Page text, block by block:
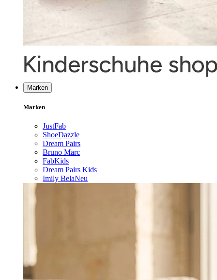
Marken
Marken
JustFab
ShoeDazzle
Dream Pairs
Bruno Marc
FabKids
Dream Pairs Kids
Imily BelaNeu